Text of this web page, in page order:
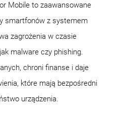
Mobile to zaawansowane
smartfonów z systemem
zagrożenia w czasie
malware czy phishing.
chroni finanse i daje
które mają bezpośredni
urządzenia.